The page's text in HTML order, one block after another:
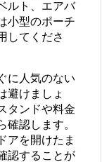
ルト、エアバ
小型のポーチ
してくださ
に人気のない
避けましょ
タンドや料金
確認します。
アを開けたま
認することが